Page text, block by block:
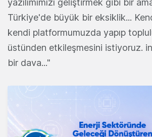
yazılımımızı geliştirmek gibi bir
Türkiye'de büyük bir eksiklik...
kendi platformumuzda yapıp
üstünden etkileşmesini istiyoruz.
bir dava..."